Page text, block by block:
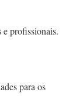
e profissionais.
para os